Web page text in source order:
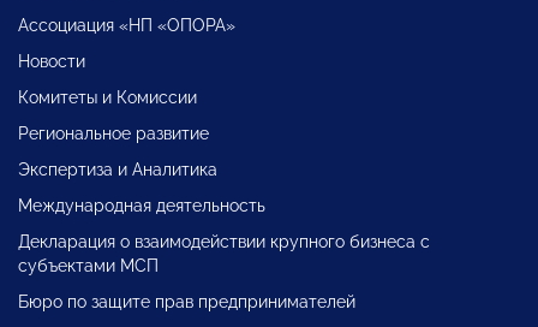
Ассоциация «НП «ОПОРА»
Новости
Комитеты и Комиссии
Региональное развитие
Экспертиза и Аналитика
Международная деятельность
Декларация о взаимодействии крупного бизнеса с
субъектами МСП
Бюро по защите прав предпринимателей